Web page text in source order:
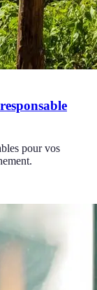
pour vos